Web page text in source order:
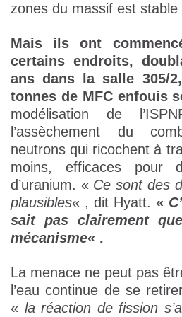
zones du massif est stable
Mais ils ont
certains endroits,
ans dans la salle 305/
tonnes de MFC enfouis
modélisation de
l’assèchement du
neutrons qui ricochent à
moins, efficaces pour
d’uranium. « Ce sont des
plausibles« , dit Hyatt. «
sait pas clairement
mécanisme« .
La menace ne peut pas
l’eau continue de se
« la réaction de fission